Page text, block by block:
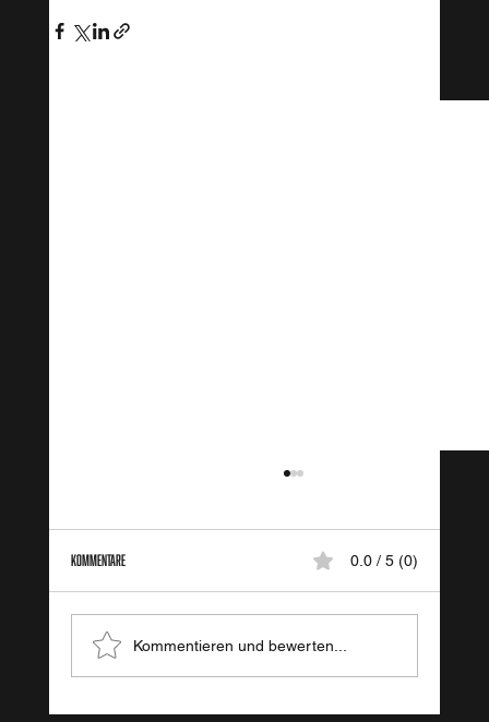
Kommentare 0.0 / 5 (0)
Kommentieren und bewerten...